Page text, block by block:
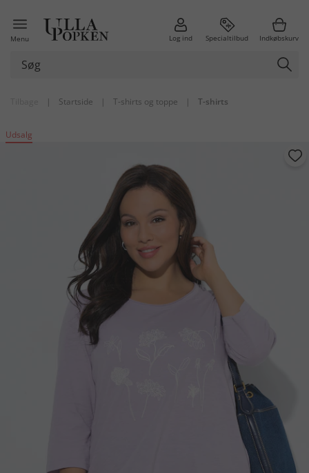
Menu Log ind Specialtilbud Indkøbskurv
| Startside | T-shirts og toppe | T-shirts
Udsalg